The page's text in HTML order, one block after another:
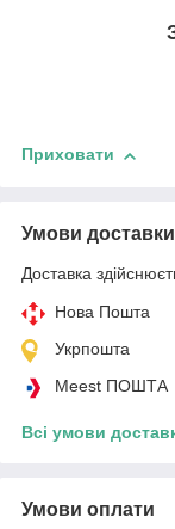
Приховати
Умови доставки
Доставка
Нова Пошта
Укрпошта
Meest ПОШТА
Всі умови
Умови оплати